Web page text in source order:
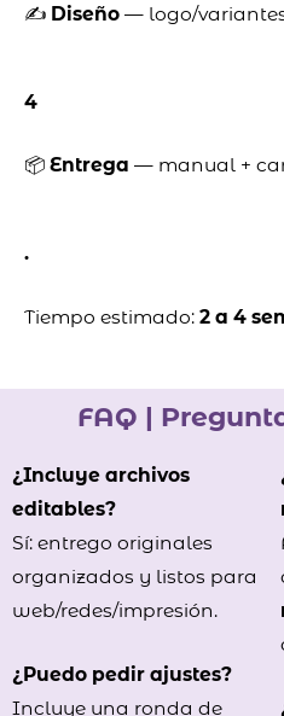
✍️ Diseño — logo/
4
📦 Entrega — manual +
.
Tiempo estimado: 2 a 4
FAQ |
¿Incluye archivos
editables?
Sí: entrego originales
organizados y listos para
web/redes/impresión.
¿Puedo pedir ajustes?
Incluye una ronda de